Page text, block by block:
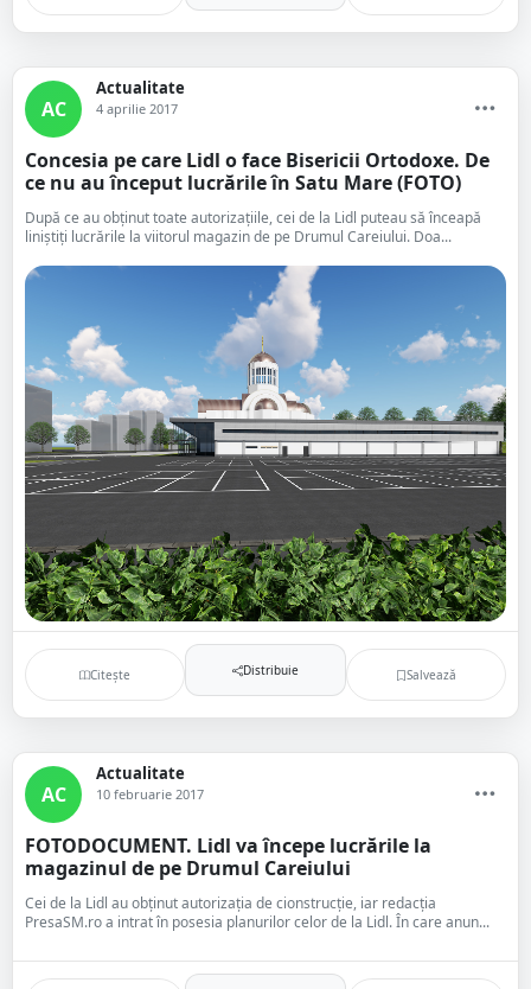
AC
Actualitate
4 aprilie 2017
Concesia pe care Lidl o face Bisericii Ortodoxe. De
ce nu au început lucrările în Satu Mare (FOTO)
După ce au obținut toate autorizațiile, cei de la Lidl puteau să înceapă
liniștiți lucrările la viitorul magazin de pe Drumul Careiului. Doa...
Citește Distribuie Salvează
AC
Actualitate
10 februarie 2017
FOTODOCUMENT. Lidl va începe lucrările la
magazinul de pe Drumul Careiului
Cei de la Lidl au obținut autorizația de cionstrucție, iar redacția
PresaSM.ro a intrat în posesia planurilor celor de la Lidl. În care anun...